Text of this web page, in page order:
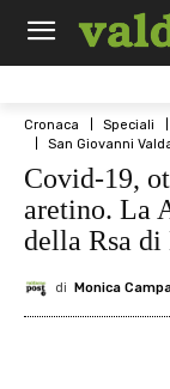
Cronaca Speciali
San Giovanni
Covid-19,
aretino. La
della Rsa
di Monica